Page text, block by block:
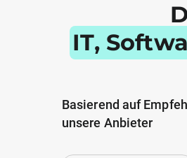
IT,
Basierend auf
unsere Anbieter